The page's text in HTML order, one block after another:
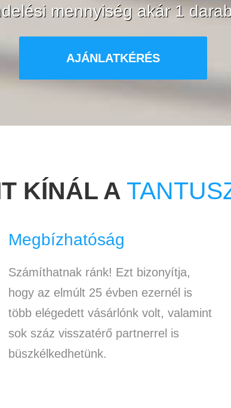
mennyiség akár 1
AJÁNLATKÉRÉS
KÍNÁL A
Megbízhatóság
Számíthatnak ránk! Ezt bizonyítja,
hogy az elmúlt 25 évben ezernél is
több elégedett vásárlónk volt, valamint
sok száz visszatérő partnerrel is
büszkélkedhetünk.